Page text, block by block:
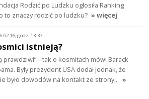
Rodzić po Ludzku ogłosiła Ranking
to znaczy rodzić po ludzku? » więcej
02-16, godz. 13:37
istnieją?
prawdziwi” – tak o kosmitach mówi Barack
Były prezydent USA dodał jednak, że
było dowodów na kontakt ze strony… »